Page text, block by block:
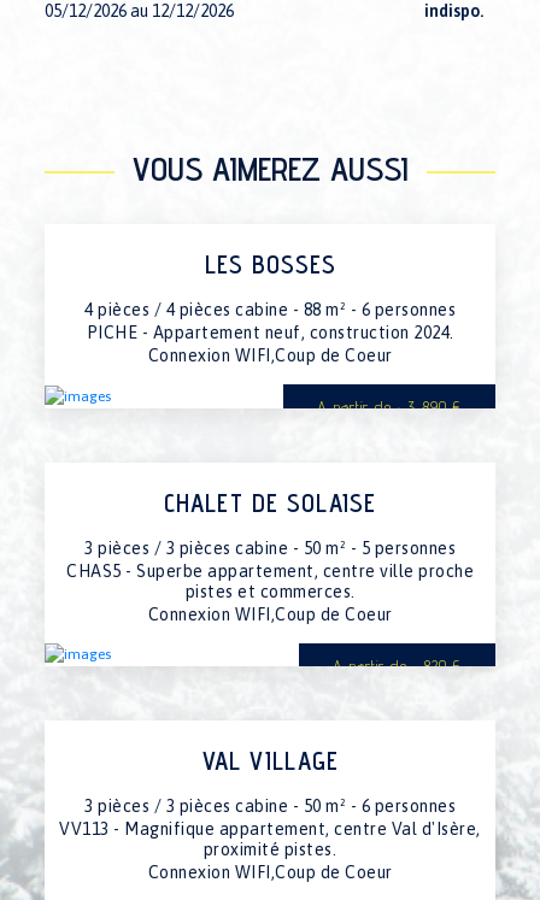
05/12/2026 au 12/12/2026
indispo.
16/01/2027 au 23/01/2027
indispo.
13/02/2027 au 20/02/2027
20/02/2027 au 27/02/2027
1790€
27/02/2027 au 06/03/2027
1790€
06/03/2027 au 13/03/2027
13/03/2027 au 20/03/2027 1590€
20/03/2027 au 27/03/2027
1590€
10/04/2027 au 17/04/2027
17/04/2027 au 24/04/2027
24/04/2027 au 01/05/2027
750€
01/05/2027 au 08/05/2027
750€
VOUS AIMEREZ AUSSI
LES BOSSES
4 pièces / 4 pièces cabine - 88 m² - 6 personnes
PICHE - Appartement neuf, construction 2024.
Connexion WIFI,Coup de Coeur
A partir de : 3 890 €
CHALET DE SOLAISE
3 pièces / 3 pièces cabine - 50 m² - 5 personnes
CHAS5 - Superbe appartement, centre ville proche
pistes et commerces.
Connexion WIFI,Coup de Coeur
A partir de : 820 €
VAL VILLAGE
3 pièces / 3 pièces cabine - 50 m² - 6 personnes
VV113 - Magnifique appartement, centre Val d'Isère,
proximité pistes.
Connexion WIFI,Coup de Coeur